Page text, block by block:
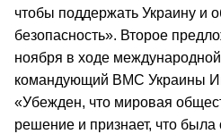
чтобы поддержать Украину и
безопасность». Второе
ноября в ходе
командующий ВМС Украины
«Убежден, что мировая
решение и признает, что